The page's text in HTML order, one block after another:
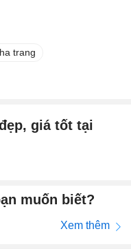
trang
giá tốt tại
muốn biết?
Xem thêm